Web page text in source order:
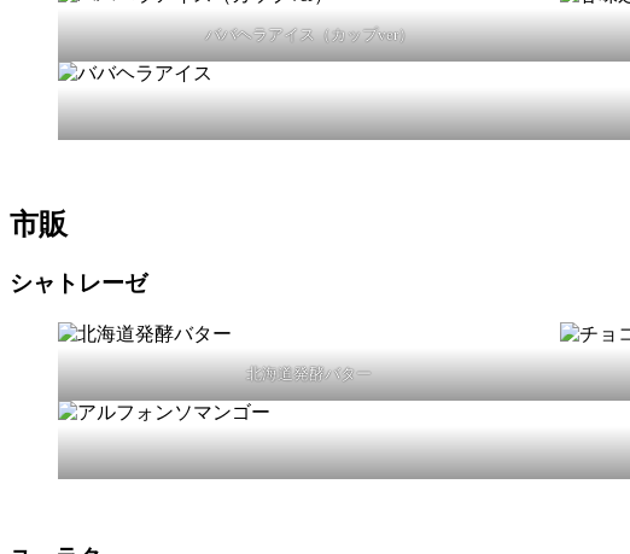
ババヘラアイス（カップver）
市販
シャトレーゼ
北海道発酵バター